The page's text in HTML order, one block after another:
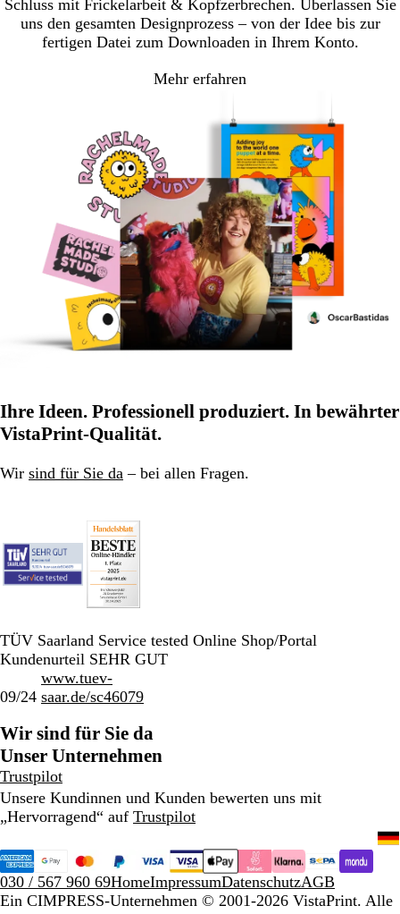
Schluss mit Frickelarbeit & Kopfzerbrechen. Überlassen Sie
uns den gesamten Designprozess – von der Idee bis zur
fertigen Datei zum Downloaden in Ihrem Konto.
Mehr erfahren
Ihre Ideen. Professionell produziert. In bewährter
VistaPrint-Qualität.
Wir sind für Sie da – bei allen Fragen.
TÜV Saarland Service tested Online Shop/Portal
Kundenurteil SEHR GUT
09/24
www.tuev-
saar.de/sc46079
Wir sind für Sie da
Unser Unternehmen
Trustpilot
Unsere Kundinnen und Kunden bewerten uns mit
„Hervorragend“ auf Trustpilot
030 / 567 960 69HomeImpressumDatenschutzAGB
Ein CIMPRESS-Unternehmen © 2001-2026 VistaPrint. Alle